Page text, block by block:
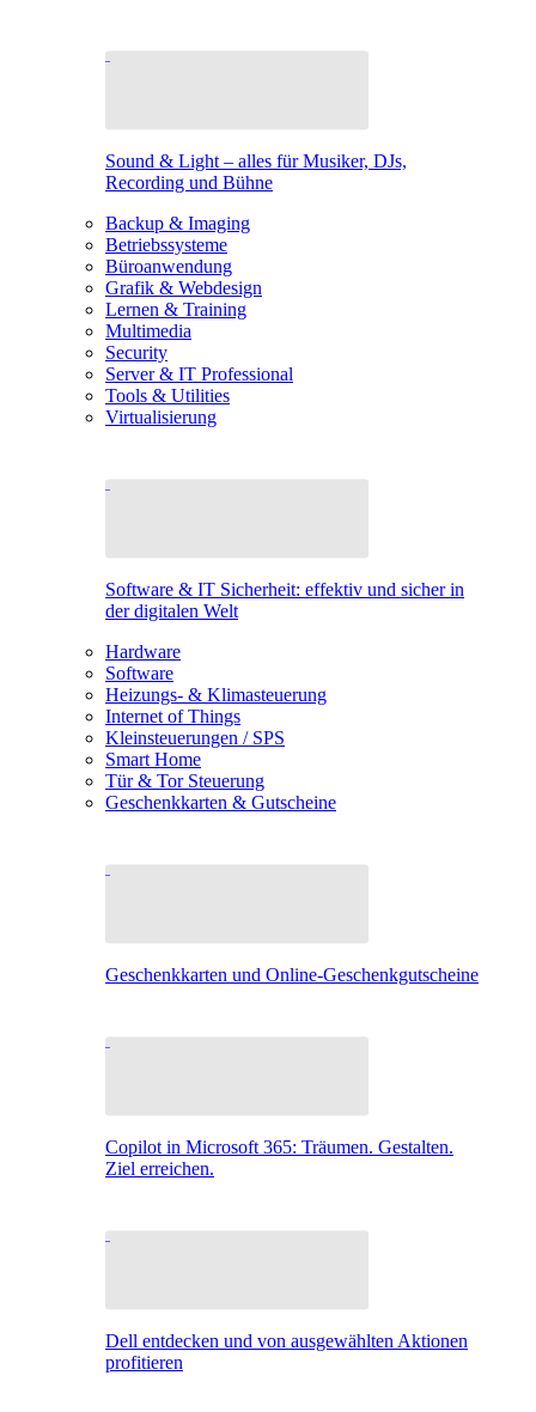
Sound & Light – alles für Musiker, DJs,
Recording und Bühne
Backup & Imaging
Betriebssysteme
Büroanwendung
Grafik & Webdesign
Lernen & Training
Multimedia
Security
Server & IT Professional
Tools & Utilities
Virtualisierung
Software & IT Sicherheit: effektiv und sicher in
der digitalen Welt
Hardware
Software
Heizungs- & Klimasteuerung
Internet of Things
Kleinsteuerungen / SPS
Smart Home
Tür & Tor Steuerung
Geschenkkarten & Gutscheine
Geschenkkarten und Online-Geschenkgutscheine
Copilot in Microsoft 365: Träumen. Gestalten.
Ziel erreichen.
Dell entdecken und von ausgewählten Aktionen
profitieren